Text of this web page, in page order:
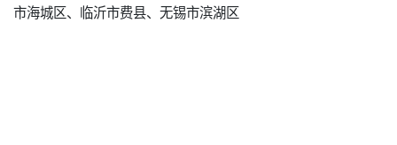
市海城区、临沂市费县、无锡市滨湖区